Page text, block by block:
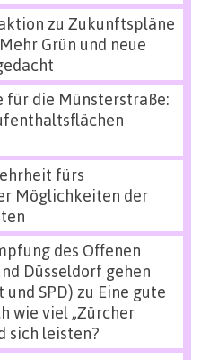
zu Zukunftspläne
Grün und neue
für die Münsterstraße:
fürs
Möglichkeiten der
des Offenen
Düsseldorf gehen
SPD) zu Eine gute
wie viel „Zürcher
sich leisten?